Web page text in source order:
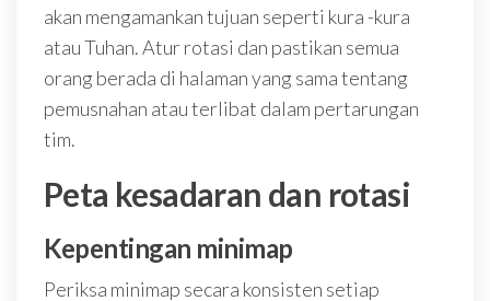
akan mengamankan tujuan seperti kura -kura
atau Tuhan. Atur rotasi dan pastikan semua
orang berada di halaman yang sama tentang
pemusnahan atau terlibat dalam pertarungan
tim.
Peta kesadaran dan rotasi
Kepentingan minimap
Periksa minimap secara konsisten setiap